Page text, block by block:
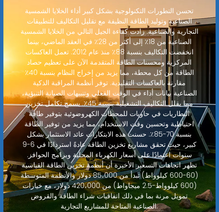
تحسن التطورات التكنولوجية بشكل كبير أداء الخلايا الشمسية
الصناعية وتوليد الطاقة النظيفة مع تقليل التكاليف للتطبيقات
التجارية والصناعية. زادت كفاءة الجيل التالي من الخلايا الشمسية
الصناعية من 18٪ إلى أكثر من 28٪ في العقد الماضي، بينما
انخفضت التكاليف بنسبة 88٪ منذ عام 2012. تعمل العاكسات
المركزية ومحسنات الطاقة المتقدمة الآن على تعظيم حصاد
الطاقة من كل محطة، مما يزيد من إخراج النظام بنسبة 40٪
مقارنة بالعاكسات التقليدية. توفر أنظمة المراقبة الذكية
الصناعية بيانات أداء في الوقت الفعلي وتنبيهات الصيانة التنبؤية،
مما يقلل التكاليف التشغيلية بنسبة 45٪. يسمح تكامل تخزين
البطاريات في حاويات للمحطات الكهروضوئية بتوفير طاقة
احتياطية وتحسين وقت الاستخدام، مما يزيد من توفير الطاقة
بنسبة 70-85٪. حسنت هذه الابتكارات عائد الاستثمار بشكل
كبير، حيث تحقق مشاريع تخزين الطاقة عادةً استردادًا في 6-9
سنوات اعتمادًا على أسعار الكهرباء المحلية وبرامج الحوافز.
تظهر اتجاهات التسعير الأخيرة أن أنظمة تخزين الطاقة القياسية
(60-600 كيلوواط) تبدأ من 85،000 دولار والأنظمة المتوسطة
(600 كيلوواط-2.5 ميجاواط) من 420،000 دولار، مع خيارات
تمويل مرنة بما في ذلك اتفاقيات شراء الطاقة والقروض
الصناعية المتاحة للمشاريع التجارية.